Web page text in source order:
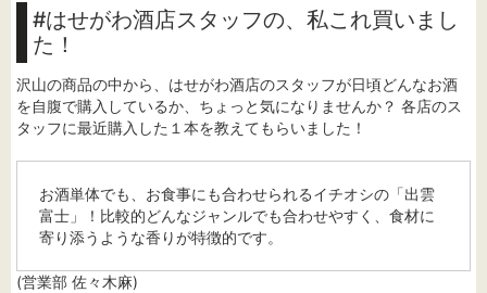
#はせがわ酒店スタッフの、私これ買いまし
た！
沢山の商品の中から、はせがわ酒店のスタッフが日頃どんなお酒
を自腹で購入しているか、ちょっと気になりませんか？ 各店のス
タッフに最近購入した１本を教えてもらいました！
お酒単体でも、お食事にも合わせられるイチオシの「出雲
富士」！比較的どんなジャンルでも合わせやすく、食材に
寄り添うような香りが特徴的です。
(営業部 佐々木麻)